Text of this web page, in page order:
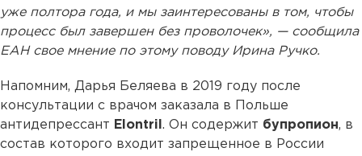
уже полтора года, и мы заинтересованы в том, чтобы
процесс был завершен без проволочек», — сообщила
ЕАН свое мнение по этому поводу Ирина Ручко.
Напомним, Дарья Беляева в 2019 году после
консультации с врачом заказала в Польше
антидепрессант Elontril . Он содержит бупропион, в
состав которого входит запрещенное в России